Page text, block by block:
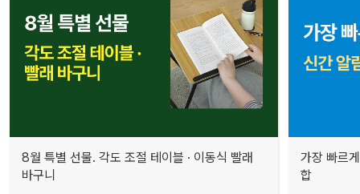
8월 특별 선물. 각도 조절 테이블 · 이동식 빨래
바구니
가장 빠르
합